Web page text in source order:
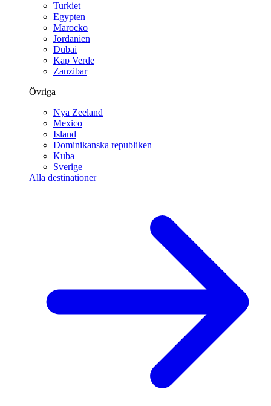
Turkiet
Egypten
Marocko
Jordanien
Dubai
Kap Verde
Zanzibar
Övriga
Nya Zeeland
Mexico
Island
Dominikanska republiken
Kuba
Sverige
Alla destinationer